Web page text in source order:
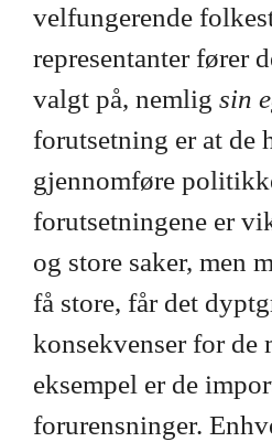
velfungerende
representanter fører
valgt på, nemlig sin
forutsetning er at de
gjennomføre
forutsetningene er
og store saker, men
få store, får det
konsekvenser for de
eksempel er de
forurensninger.